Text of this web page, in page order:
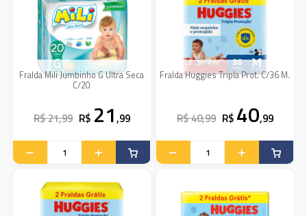
Fralda Mili Jumbinho G Ultra Seca
C/20
R$ 21,99 R$ 21,99
Fralda Huggies Tripla Prot. C/36 M.
R$ 40,99 R$ 40,99